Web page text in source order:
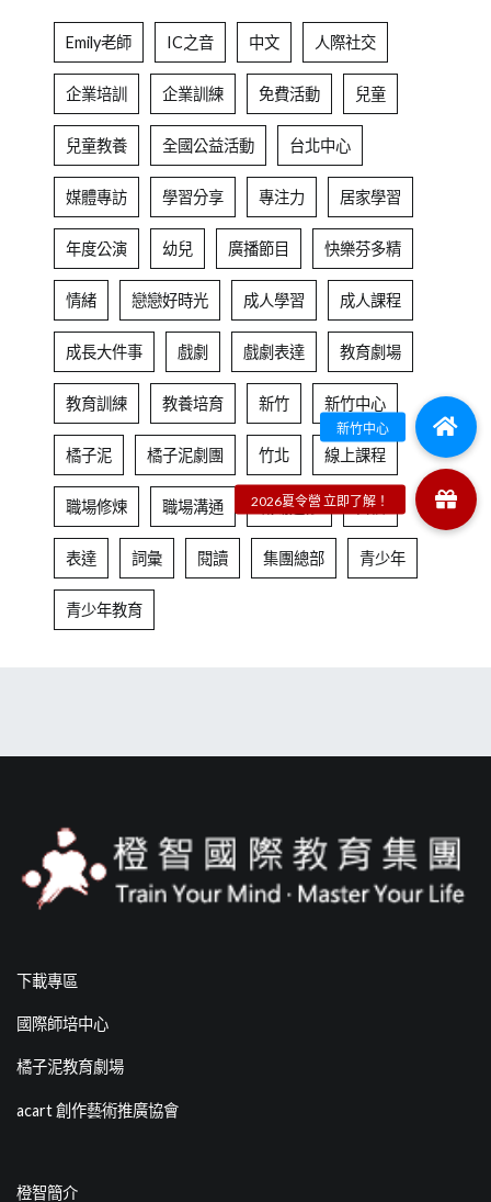
Emily老師 IC之音 中文 人際社交
企業培訓 企業訓練 免費活動 兒童
兒童教養 全國公益活動 台北中心
媒體專訪 學習分享 專注力 居家學習
年度公演 幼兒 廣播節目 快樂芬多精
情緒 戀戀好時光 成人學習 成人課程
成長大件事 戲劇 戲劇表達 教育劇場
教育訓練 教養培育 新竹 新竹中心
橘子泥 橘子泥劇團 竹北 線上課程
職場修煉 職場溝通 職場進修 自信
表達 詞彙 閱讀 集團總部 青少年
青少年教育
下載專區
國際師培中心
橘子泥教育劇場
acart 創作藝術推廣協會
橙智簡介